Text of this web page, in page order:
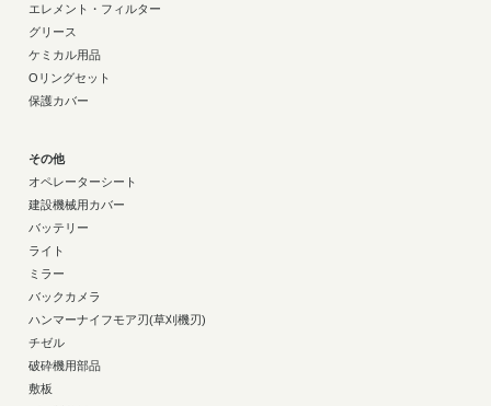
エレメント・フィルター
グリース
ケミカル用品
Oリングセット
保護カバー
その他
オペレーターシート
建設機械用カバー
バッテリー
ライト
ミラー
バックカメラ
ハンマーナイフモア刃(草刈機刃)
チゼル
破砕機用部品
敷板